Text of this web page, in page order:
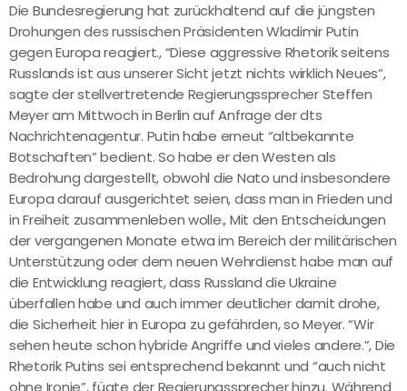
Die Bundesregierung hat zurückhaltend auf die jüngsten
Drohungen des russischen Präsidenten Wladimir Putin
gegen Europa reagiert., “Diese aggressive Rhetorik seitens
Russlands ist aus unserer Sicht jetzt nichts wirklich Neues”,
sagte der stellvertretende Regierungssprecher Steffen
Meyer am Mittwoch in Berlin auf Anfrage der dts
Nachrichtenagentur. Putin habe erneut “altbekannte
Botschaften” bedient. So habe er den Westen als
Bedrohung dargestellt, obwohl die Nato und insbesondere
Europa darauf ausgerichtet seien, dass man in Frieden und
in Freiheit zusammenleben wolle., Mit den Entscheidungen
der vergangenen Monate etwa im Bereich der militärischen
Unterstützung oder dem neuen Wehrdienst habe man auf
die Entwicklung reagiert, dass Russland die Ukraine
überfallen habe und auch immer deutlicher damit drohe,
die Sicherheit hier in Europa zu gefährden, so Meyer. “Wir
sehen heute schon hybride Angriffe und vieles andere.”, Die
Rhetorik Putins sei entsprechend bekannt und “auch nicht
ohne Ironie”, fügte der Regierungssprecher hinzu. Während